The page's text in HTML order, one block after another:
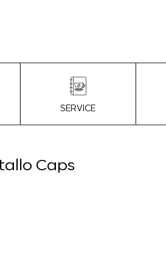
SERVICE
Caps